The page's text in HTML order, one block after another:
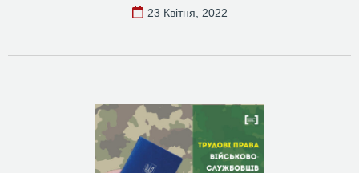
23 Квітня, 2022